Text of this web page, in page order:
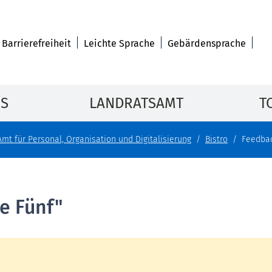
Barrierefreiheit Leichte Sprache Gebärdensprache
LANDRATSAMT
für Personal, Organisation und Digitalisierung Bistro
Fünf"